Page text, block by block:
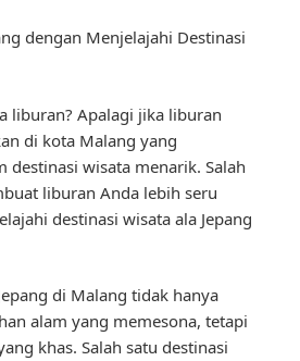
dengan Menjelajahi Destinasi
liburan? Apalagi jika liburan
di kota Malang yang
destinasi wisata menarik. Salah
liburan Anda lebih seru
destinasi wisata ala Jepang
di Malang tidak hanya
alam yang memesona, tetapi
khas. Salah satu destinasi